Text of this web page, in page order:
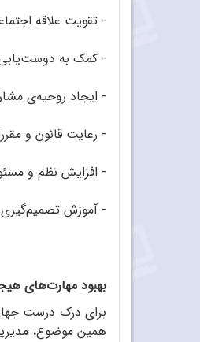
- تقویت علاقه
- کمک به دوست‌یابی
- ایجاد روحیه‌ی
- رعایت قانون و
- افزایش نظم و
- آموزش
بهبود مهارت‌های
برای درک درست
همین موضوع،